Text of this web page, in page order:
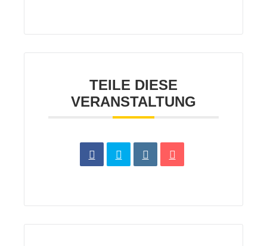
TEILE DIESE
VERANSTALTUNG